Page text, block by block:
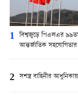
1 বিশ্বজুড়ে পিএলএর ৯৯তম
আন্তর্জাতিক সহযোগিতার
2 সশস্ত্র বাহিনীর